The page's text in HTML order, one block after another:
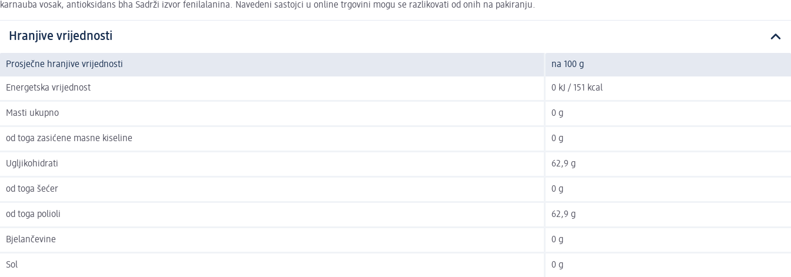
karnauba vosak, antioksidans bha Sadrži izvor fenilalanina. Navedeni sastojci u online trgovini mogu se razlikovati od onih na pakiranju.
Hranjive vrijednosti
Prosječne hranjive vrijednosti na 100 g
Energetska vrijednost 0 kJ / 151 kcal
Masti ukupno 0 g
od toga zasićene masne kiseline 0 g
Ugljikohidrati 62,9 g
od toga šećer 0 g
od toga polioli 62,9 g
Bjelančevine 0 g
Sol 0 g